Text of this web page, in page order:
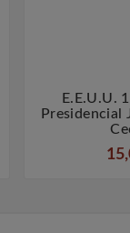

E.E.U.U.
Presidencial